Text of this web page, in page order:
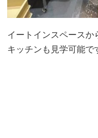
イートインスペースか
キッチンも見学可能で